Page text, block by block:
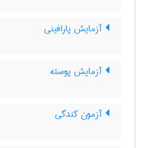
آزمایش پارافینی
آزمایش پوسته
آزمون کندگی